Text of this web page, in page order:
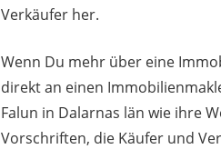
Verkäufer her.
Wenn Du mehr über eine
direkt an einen
Falun in Dalarnas län wie ihre
Vorschriften, die Käufer und